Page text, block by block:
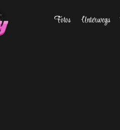
Fotos Unterwegs